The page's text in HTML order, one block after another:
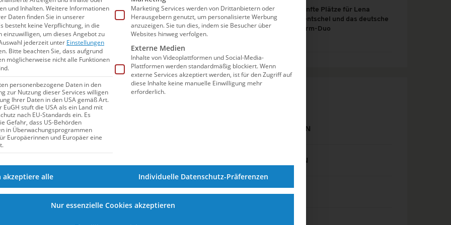
als Vielseitigkeitswettbewerb für die
Die Punkte aus allen Rennen
den obligatorischen 400m Freistil zu
werden dabei noch 50m Beine sowie
zu wählenden Schwimmart absolviert.
über jeweils 25m Schmetterling
Um der Kickbewegung im
zu sichern. Eine breitgefächerte
in diesem Altersbereich
Bädern
in Dortmund. Die beiden Schmetterling-
im 25m-Becken des Hallenbads
enger zu als im großen Südbad,
Fünfte Plätze für Lena
Hentschel und das deutsche
Turm-Duo
DJM SCHWIMMEN
DM SCHWIMMEN
EISSCHWIMMEN
und Inhalten.Weitere Informationen
Daten finden Sie in unserer
besteht keine Verpflichtung, in die
um dieses Angebot zu
jederzeit unter Einstellungen
Bitte beachten Sie, dass aufgrund
möglicherweise nicht alle Funktionen
personenbezogene Daten in den
zur Nutzung dieser Services willigen
Ihrer Daten in den USA gemäß Art.
EuGH stuft die USA als ein Land mit
nach EU-Standards ein. Es
Gefahr, dass US-Behörden
in Überwachungsprogrammen
Europäerinnen und Europäer eine
Marketing Services werden von Drittanbietern oder
Herausgebern genutzt, um personalisierte Werbung
anzuzeigen. Sie tun dies, indem sie Besucher über
Websites hinweg verfolgen.
Externe Medien
Inhalte von Videoplattformen und Social-Media-
Plattformen werden standardmäßig blockiert. Wenn
externe Services akzeptiert werden, ist für den Zugriff auf
diese Inhalte keine manuelle Einwilligung mehr
erforderlich.
akzeptiere alle Individuelle Datenschutz-Präferenzen
Nur essenzielle Cookies akzeptieren